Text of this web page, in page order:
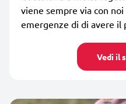
viene sempre via con
emergenze di di avere il
Vedi il